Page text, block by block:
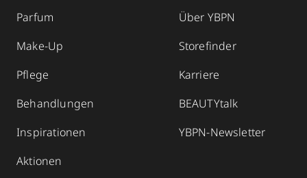
Parfum
Make-Up
Pflege
Behandlungen
Inspirationen
Aktionen
Über YBPN
Storefinder
Karriere
BEAUTYtalk
YBPN-Newsletter